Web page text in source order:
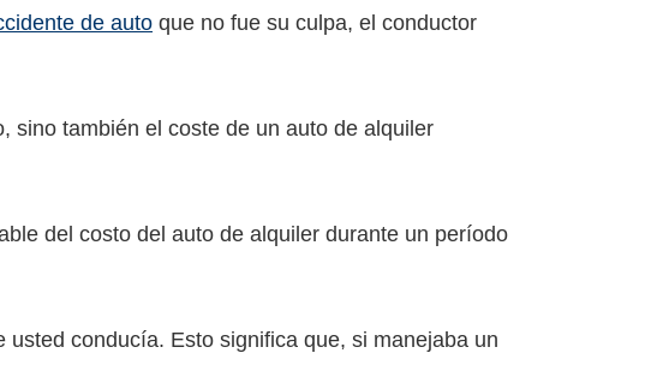
de auto que no fue su culpa, el conductor
sino también el coste de un auto de alquiler
del costo del auto de alquiler durante un período
conducía. Esto significa que, si manejaba un